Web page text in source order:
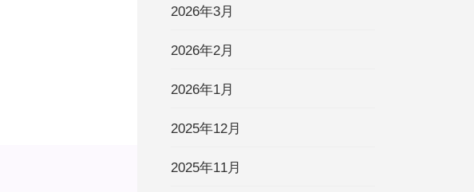
2026年3月
2026年2月
2026年1月
2025年12月
2025年11月